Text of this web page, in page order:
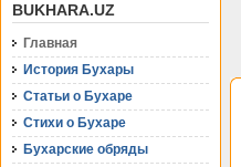
BUKHARA.UZ
Главная
История Бухары
Статьи о Бухаре
Стихи о Бухаре
Бухарские обряды